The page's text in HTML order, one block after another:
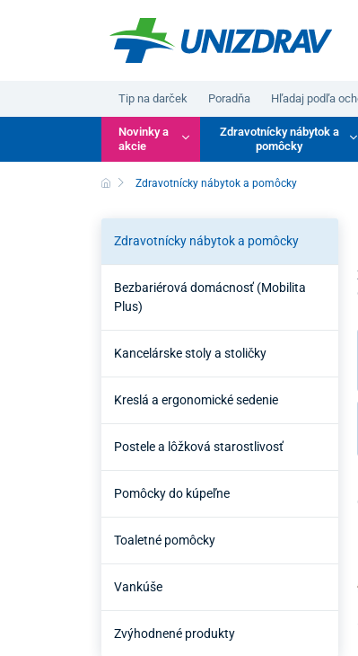
Tip na darček Poradňa Hľadaj podľa
Novinky a
akcie
Zdravotnícky nábytok a
pomôcky
Zdravotnícky nábytok a pomôcky
Zdravotnícky nábytok a pomôcky
Bezbariérová domácnosť (Mobilita
Plus)
Kancelárske stoly a stoličky
Kreslá a ergonomické sedenie
Postele a lôžková starostlivosť
Pomôcky do kúpeľne
Toaletné pomôcky
Vankúše
Zvýhodnené produkty